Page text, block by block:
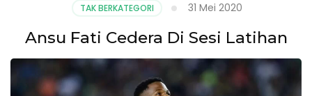
TAK BERKATEGORI 31 Mei 2020
Ansu Fati Cedera Di Sesi Latihan